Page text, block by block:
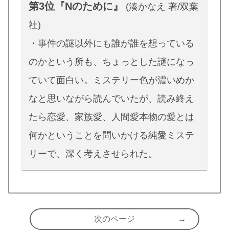
第3位『Nのために』
(湊かなえ 著/双葉
社)
・事件の謎以外にも誰が誰を想っている
のかという所も、ちょっとした謎になっ
ていて面白い。ミステリー色が濃いめか
なと思いながら読んでいたが、読み終え
たら恋愛、家族愛、人間愛本物の愛とは
何かということを問いかける純愛ミステ
リーで、深く考えさせられた。
次のページ